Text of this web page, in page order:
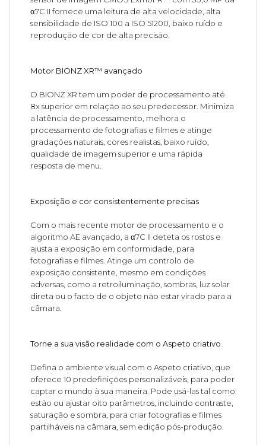
α7C II fornece uma leitura de alta velocidade, alta
sensibilidade de ISO 100 a ISO 51200, baixo ruído e
reprodução de cor de alta precisão.
Motor BIONZ XR™ avançado
O BIONZ XR tem um poder de processamento até
8x superior em relação ao seu predecessor. Minimiza
a latência de processamento, melhora o
processamento de fotografias e filmes e atinge
gradações naturais, cores realistas, baixo ruído,
qualidade de imagem superior e uma rápida
resposta de menu.
Exposição e cor consistentemente precisas
Com o mais recente motor de processamento e o
algoritmo AE avançado, a α7C II deteta os rostos e
ajusta a exposição em conformidade, para
fotografias e filmes. Atinge um controlo de
exposição consistente, mesmo em condições
adversas, como a retroiluminação, sombras, luz solar
direta ou o facto de o objeto não estar virado para a
câmara.
Torne a sua visão realidade com o Aspeto criativo
Defina o ambiente visual com o Aspeto criativo, que
oferece 10 predefinições personalizáveis, para poder
captar o mundo à sua maneira. Pode usá-las tal como
estão ou ajustar oito parâmetros, incluindo contraste,
saturação e sombra, para criar fotografias e filmes
partilháveis na câmara, sem edição pós-produção.